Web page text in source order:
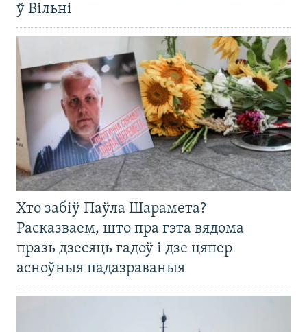
ў Вільні
Хто забіў Паўла Шарамета?
Расказваем, што пра гэта вядома
празь дзесяць гадоў і дзе цяпер
асноўныя падазраваныя